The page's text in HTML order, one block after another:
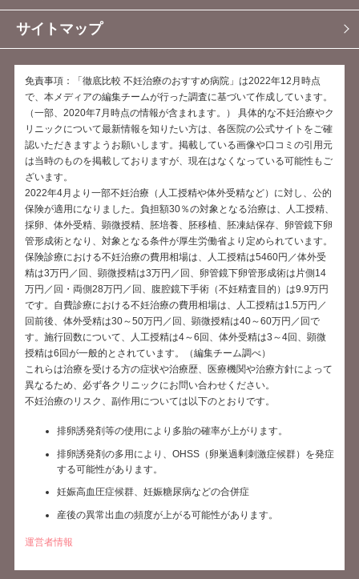
サイトマップ
免責事項：「徹底比較 不妊治療のおすすめ病院」は2022年12月時点
で、本メディアの編集チームが行った調査に基づいて作成しています。
（一部、2020年7月時点の情報が含まれます。） 具体的な不妊治療やク
リニックについて最新情報を知りたい方は、各医院の公式サイトをご確
認いただきますようお願いします。掲載している画像や口コミの引用元
は当時のものを掲載しておりますが、現在はなくなっている可能性もご
ざいます。
2022年4月より一部不妊治療（人工授精や体外受精など）に対し、公的
保険が適用になりました。負担額30％の対象となる治療は、人工授精、
採卵、体外受精、顕微授精、胚培養、胚移植、胚凍結保存、卵管鏡下卵
管形成術となり、対象となる条件が厚生労働省より定められています。
保険診療における不妊治療の費用相場は、人工授精は5460円／体外受
精は3万円／回、顕微授精は3万円／回、卵管鏡下卵管形成術は片側14
万円／回・両側28万円／回、腹腔鏡下手術（不妊精査目的）は9.9万円
です。自費診療における不妊治療の費用相場は、人工授精は1.5万円／
回前後、体外受精は30～50万円／回、顕微授精は40～60万円／回で
す。施行回数について、人工授精は4～6回、体外受精は3～4回、顕微
授精は6回が一般的とされています。（編集チーム調べ）
これらは治療を受ける方の症状や治療歴、医療機関や治療方針によって
異なるため、必ず各クリニックにお問い合わせください。
不妊治療のリスク、副作用については以下のとおりです。
排卵誘発剤等の使用により多胎の確率が上がります。
排卵誘発剤の多用により、OHSS（卵巣過剰刺激症候群）を発症
する可能性があります。
妊娠高血圧症候群、妊娠糖尿病などの合併症
産後の異常出血の頻度が上がる可能性があります。
運営者情報